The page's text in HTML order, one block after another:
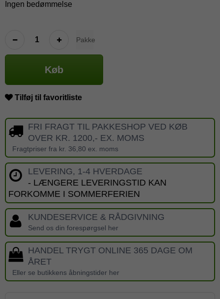
Ingen bedømmelse
Pakke
Køb
Tilføj til favoritliste
FRI FRAGT TIL PAKKESHOP VED KØB
OVER KR. 1200,- EX. MOMS
Fragtpriser fra kr. 36,80 ex. moms
LEVERING, 1-4 HVERDAGE
- LÆNGERE LEVERINGSTID KAN
FORKOMME I SOMMERFERIEN
KUNDESERVICE & RÅDGIVNING
Send os din forespørgsel her
HANDEL TRYGT ONLINE 365 DAGE OM
ÅRET
Eller se butikkens åbningstider her